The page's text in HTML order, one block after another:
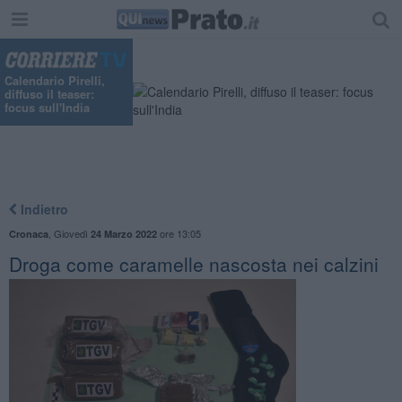
Calendario Pirelli,
diffuso il teaser:
focus sull'India
Indietro
Cronaca Giovedì 24 Marzo 2022ore 13:05
Droga come caramelle nascosta nei calzini